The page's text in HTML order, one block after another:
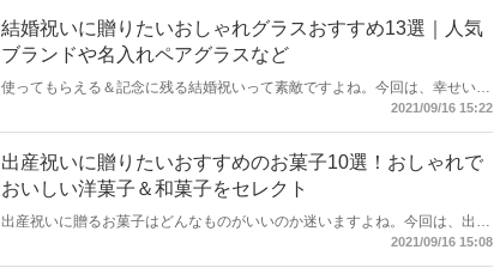
ったりのギフトを見つけてください。
結婚祝いに贈りたいおしゃれグラスおすすめ13選｜人気
ブランドや名入れペアグラスなど
使ってもらえる＆記念に残る結婚祝いって素敵ですよね。今回は、幸せいっ
ぱいのふたりにぴったりな、おすすめグラスギフトをご紹介します。定番ス
ね！
2021/09/16 15:22
出産祝いに贈りたいおすすめのお菓子10選！おしゃれで
おいしい洋菓子＆和菓子をセレクト
出産祝いに贈るお菓子はどんなものがいいのか迷いますよね。今回は、出産
後のママや授乳中のママにも安心して食べてもらえるお菓子を日本全国から
2021/09/16 15:08